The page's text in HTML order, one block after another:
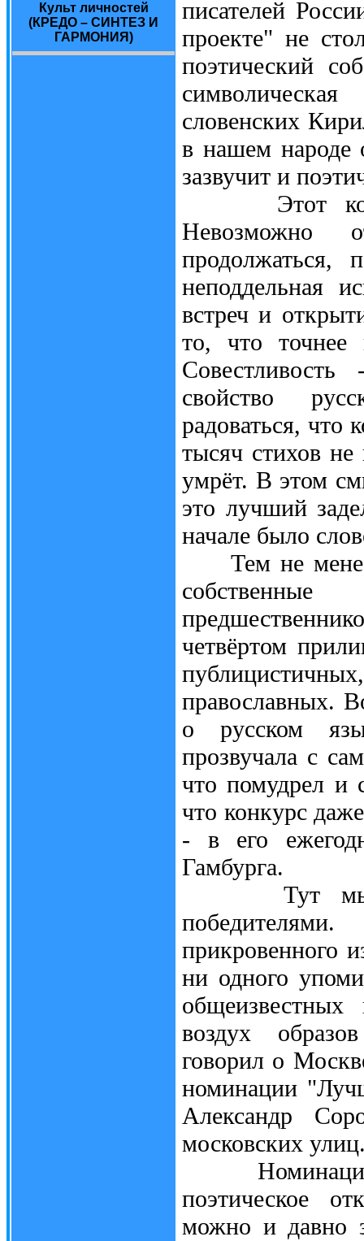
Культ личностей
(КРЕДО – СИНТЕЗ И
ГАРМОНИЯ)
писателей
проекте" не
поэтический
словенских
в нашем народе
зазвучит и
Этот
Невозможно
продолжаться,
неподдельная
встреч и
то, что точнее
свойство
радоваться, что
тысяч стихов не
умрёт. В этом
это лучший
начале было
Тем не менее
четвёртом
православных.
о русском
прозвучала с
что помудрел и
что конкурс
- в его
Гамбурга.
Тут мы и
прикровенного
ни одного
воздух
говорил о
номинации
Александр
московских
Номинация
поэтическое
можно и давно